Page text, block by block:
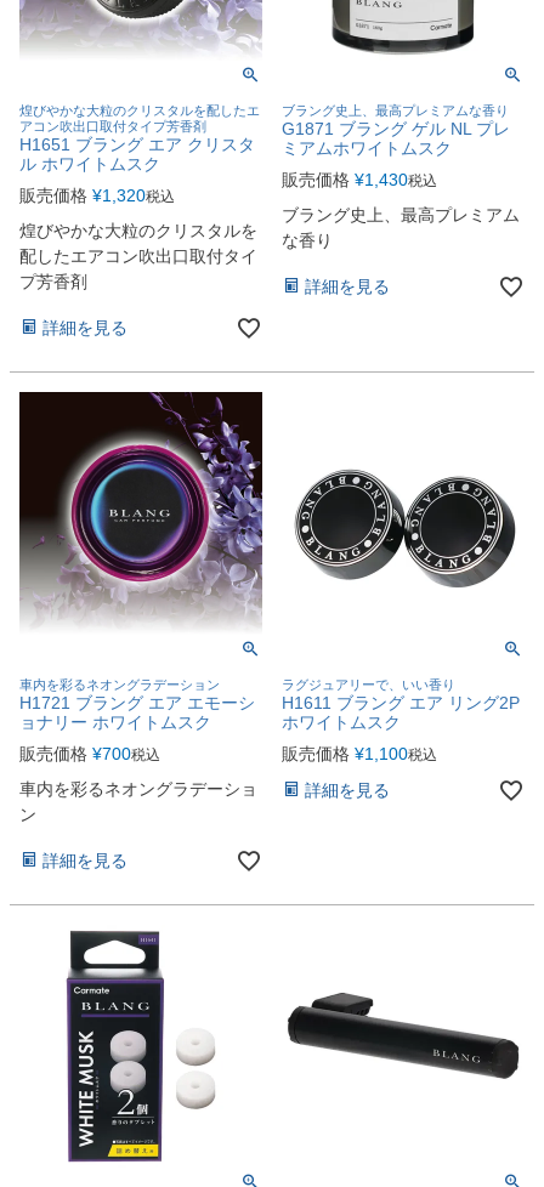
煌びやかな大粒のクリスタルを配したエ
アコン吹出口取付タイプ芳香剤
H1651 ブラング エア クリスタ
ル ホワイトムスク
販売価格 ¥1,320税込
煌びやかな大粒のクリスタルを
配したエアコン吹出口取付タイ
プ芳香剤
詳細を見る
ブラング史上、最高プレミアムな香り
G1871 ブラング ゲル NL プレ
ミアムホワイトムスク
販売価格 ¥1,430税込
ブラング史上、最高プレミアム
な香り
詳細を見る
車内を彩るネオングラデーション
H1721 ブラング エア エモーシ
ョナリー ホワイトムスク
販売価格 ¥700税込
車内を彩るネオングラデーショ
ン
詳細を見る
ラグジュアリーで、いい香り
H1611 ブラング エア リング2P
ホワイトムスク
販売価格 ¥1,100税込
詳細を見る